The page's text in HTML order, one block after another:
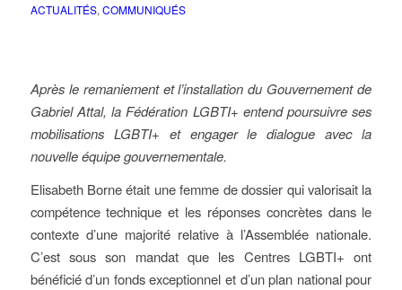
ACTUALITÉS, COMMUNIQUÉS
Après le remaniement et l’installation du Gouvernement de
Gabriel Attal, la Fédération LGBTI+ entend poursuivre ses
mobilisations LGBTI+ et engager le dialogue avec la
nouvelle équipe gouvernementale.
Elisabeth Borne était une femme de dossier qui valorisait la
compétence technique et les réponses concrètes dans le
contexte d’une majorité relative à l’Assemblée nationale.
C’est sous son mandat que les Centres LGBTI+ ont
bénéficié d’un fonds exceptionnel et d’un plan national pour